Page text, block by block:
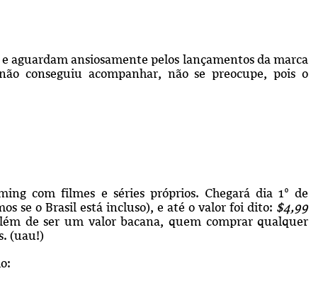
aguardam ansiosamente pelos lançamentos da marca
conseguiu acompanhar, não se preocupe, pois o
com filmes e séries próprios. Chegará dia 1º de
se o Brasil está incluso), e até o valor foi dito: $4,99
de ser um valor bacana, quem comprar qualquer
(uau!)